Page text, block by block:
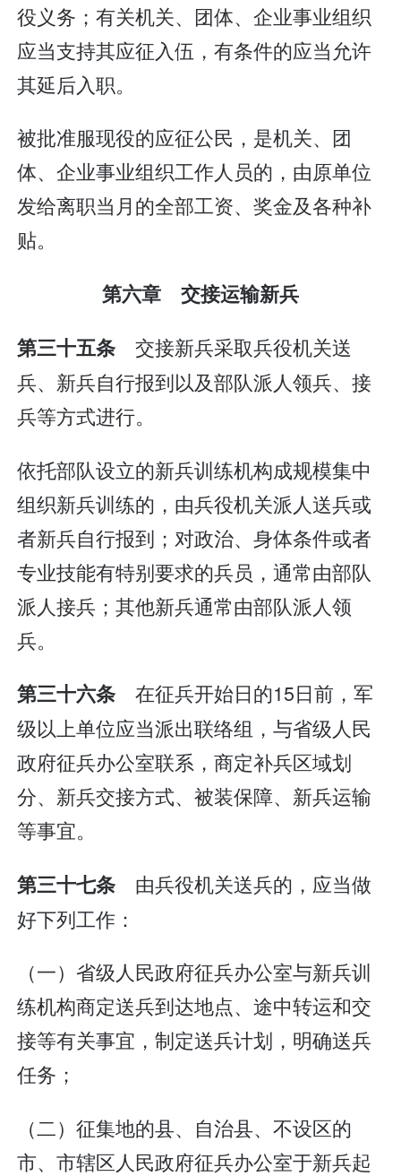
役义务；有关机关、团体、企业事业组织
应当支持其应征入伍，有条件的应当允许
其延后入职。
被批准服现役的应征公民，是机关、团
体、企业事业组织工作人员的，由原单位
发给离职当月的全部工资、奖金及各种补
贴。
第六章 交接运输新兵
第三十五条 交接新兵采取兵役机关送
兵、新兵自行报到以及部队派人领兵、接
兵等方式进行。
依托部队设立的新兵训练机构成规模集中
组织新兵训练的，由兵役机关派人送兵或
者新兵自行报到；对政治、身体条件或者
专业技能有特别要求的兵员，通常由部队
派人接兵；其他新兵通常由部队派人领
兵。
第三十六条 在征兵开始日的15日前，军
级以上单位应当派出联络组，与省级人民
政府征兵办公室联系，商定补兵区域划
分、新兵交接方式、被装保障、新兵运输
等事宜。
第三十七条 由兵役机关送兵的，应当做
好下列工作：
（一）省级人民政府征兵办公室与新兵训
练机构商定送兵到达地点、途中转运和交
接等有关事宜，制定送兵计划，明确送兵
任务；
（二）征集地的县、自治县、不设区的
市、市辖区人民政府征兵办公室于新兵起